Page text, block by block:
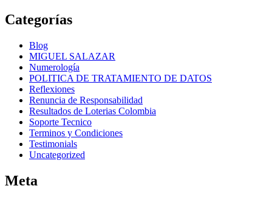
Categorías
Blog
MIGUEL SALAZAR
Numerología
POLITICA DE TRATAMIENTO DE DATOS
Reflexiones
Renuncia de Responsabilidad
Resultados de Loterias Colombia
Soporte Tecnico
Terminos y Condiciones
Testimonials
Uncategorized
Meta